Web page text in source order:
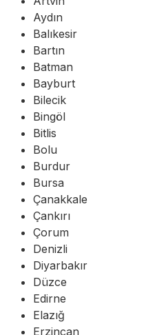
Aydın
Balıkesir
Bartın
Batman
Bayburt
Bilecik
Bingöl
Bitlis
Bolu
Burdur
Bursa
Çanakkale
Çankırı
Çorum
Denizli
Diyarbakır
Düzce
Edirne
Elazığ
Erzincan